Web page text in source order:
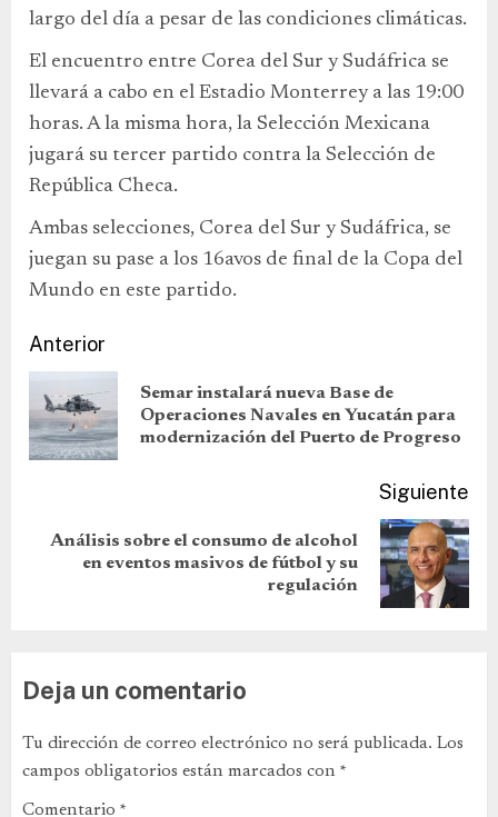
largo del día a pesar de las condiciones climáticas.
El encuentro entre Corea del Sur y Sudáfrica se
llevará a cabo en el Estadio Monterrey a las 19:00
horas. A la misma hora, la Selección Mexicana
jugará su tercer partido contra la Selección de
República Checa.
Ambas selecciones, Corea del Sur y Sudáfrica, se
juegan su pase a los 16avos de final de la Copa del
Mundo en este partido.
Anterior
Semar instalará nueva Base de
Operaciones Navales en Yucatán para
modernización del Puerto de Progreso
Siguiente
Análisis sobre el consumo de alcohol
en eventos masivos de fútbol y su
regulación
Deja un comentario
Tu dirección de correo electrónico no será publicada. Los
campos obligatorios están marcados con *
Comentario *